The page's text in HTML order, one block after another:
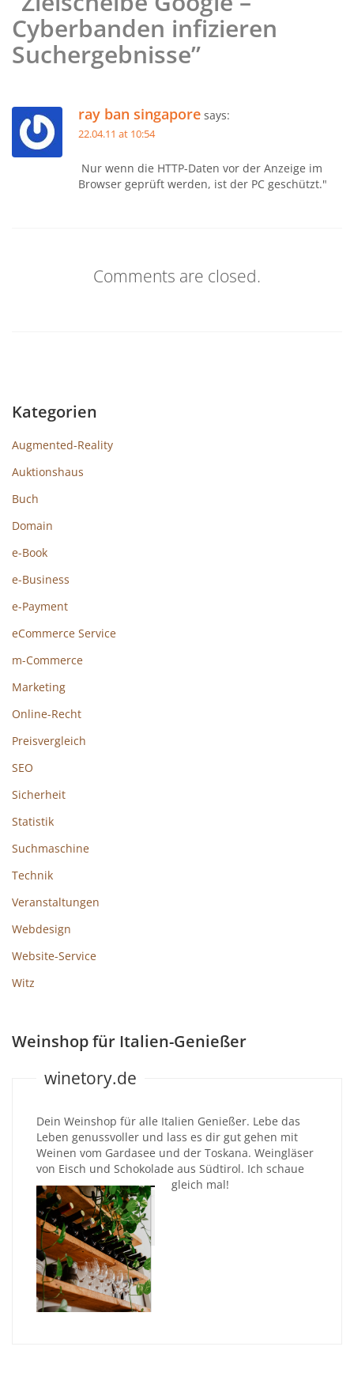
Cyberbanden infizieren
Suchergebnisse”
ray ban singapore says:
22.04.11 at 10:54
Nur wenn die HTTP-Daten vor der Anzeige im
Browser geprüft werden, ist der PC geschützt."
Comments are closed.
Kategorien
Augmented-Reality
Auktionshaus
Buch
Domain
e-Book
e-Business
e-Payment
eCommerce Service
m-Commerce
Marketing
Online-Recht
Preisvergleich
SEO
Sicherheit
Statistik
Suchmaschine
Technik
Veranstaltungen
Webdesign
Website-Service
Witz
Weinshop für Italien-Genießer
winetory.de
Dein Weinshop für alle Italien Genießer. Lebe das
Leben genussvoller und lass es dir gut gehen mit
Weinen vom Gardasee und der Toskana. Weingläser
von Eisch und Schokolade aus Südtirol. Ich schaue
gleich mal!